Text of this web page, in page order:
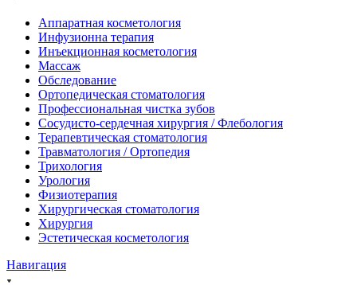
Аппаратная косметология
Инфузионна терапия
Инъекционная косметология
Массаж
Обследование
Ортопедическая стоматология
Профессиональная чистка зубов
Сосудисто-сердечная хирургия / Флебология
Терапевтическая стоматология
Травматология / Ортопедия
Трихология
Урология
Физиотерапия
Хирургическая стоматология
Хирургия
Эстетическая косметология
Навигация